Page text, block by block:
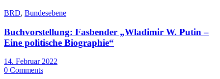
BRD, Bundesebene
Buchvorstellung: Fasbender „Wladimir W. Putin –
Eine politische Biographie“
14. Februar 2022
0 Comments